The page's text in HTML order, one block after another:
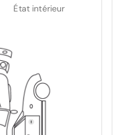
État intérieur